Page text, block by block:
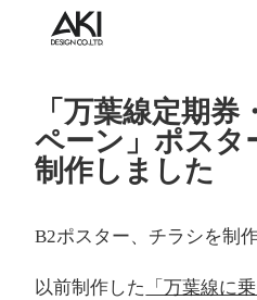
「万葉線定期
ペーン」ポスタ
制作しました
B2ポスター、チラシを制
以前制作した 「万葉線に